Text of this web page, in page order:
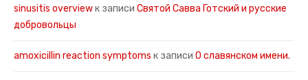
sinusitis overviewк записи Святой Савва Готский и русские
добровольцы
amoxicillin reaction symptoms к записи О славянском имени.